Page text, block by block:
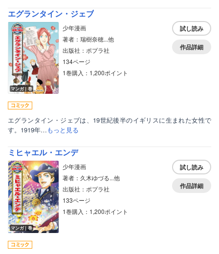
エグランタイン・ジェブ
マンガ｜巻
少年漫画
著者：瑞樹奈穂...他
出版社：ポプラ社
134ページ
1巻購入：1,200ポイント
試し読み
作品詳細
エグランタイン・ジェブは、19世紀後半のイギリスに生まれた女性で
す。1919年…もっと見る
ミヒャエル・エンデ
マンガ｜巻
少年漫画
著者：久木ゆづる...他
出版社：ポプラ社
133ページ
1巻購入：1,200ポイント
試し読み
作品詳細